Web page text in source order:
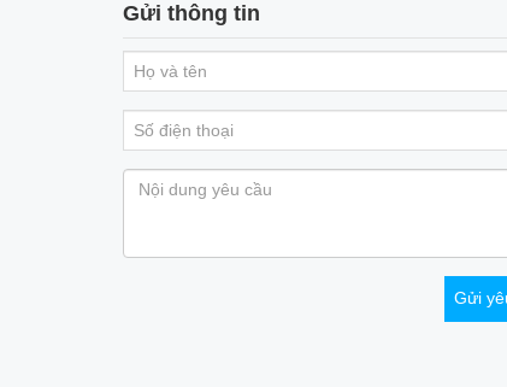
Gửi thông tin